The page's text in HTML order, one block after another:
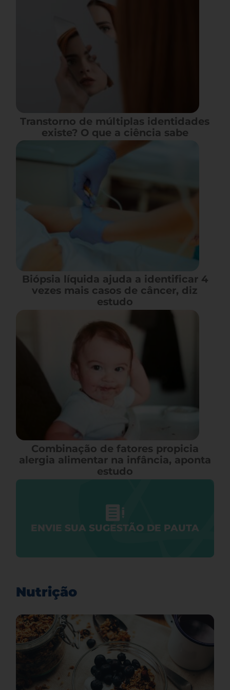
Transtorno de múltiplas identidades
existe? O que a ciência sabe
Biópsia líquida ajuda a identificar 4
vezes mais casos de câncer, diz
estudo
Combinação de fatores propicia
alergia alimentar na infância, aponta
estudo
ENVIE SUA SUGESTÃO DE PAUTA
Nutrição